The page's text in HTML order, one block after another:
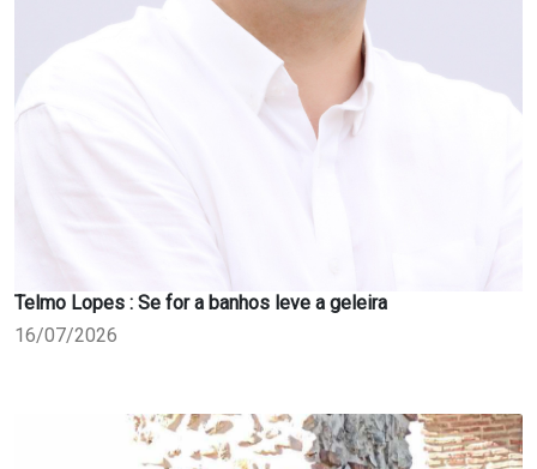
Telmo Lopes : Se for a banhos leve a geleira
16/07/2026